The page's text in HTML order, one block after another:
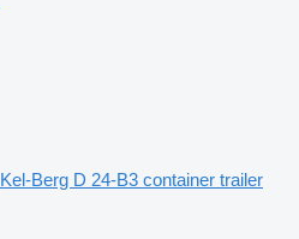
Kel-Berg D 24-B3 container trailer